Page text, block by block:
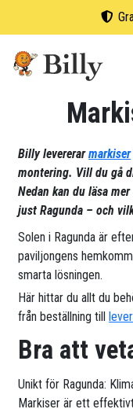
Billy levererarmarkiser
montering. Vill du gå
Nedan kan du läsa
just Ragunda – och
Solen i Ragunda är
paviljongens
smarta lösningen.
Här hittar du allt du
från beställning till
Bra att
Unikt för Ragunda:
Markiser är ett